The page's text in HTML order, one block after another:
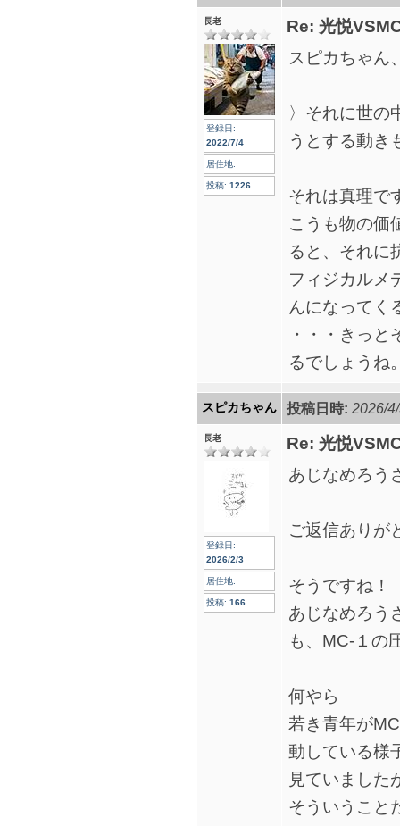
長老
登録日:
2022/7/4
居住地:
投稿: 1226
Re: 光悦
スピカちゃん
〉それに世の
うとする動き
それは真理で
こうも物の価
ると、それに
フィジカルメ
んになってく
・・・きっ
るでしょうね
スピカちゃん 投稿日時: 2026/
長老
登録日:
2026/2/3
居住地:
投稿: 166
Re: 光悦
あじなめろう
ご返信ありが
そうですね！
あじなめろう
も、MC-１の
何やら
若き青年が
動している様
見ていまし
そういうこと